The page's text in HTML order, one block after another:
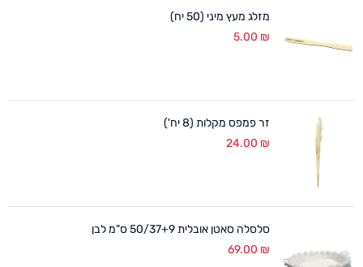
מזלג מעץ מיני (50 יח)
5.00 ₪
זר פמפס מקלות (8 יח')
24.00 ₪
סלסלה סאטן אובלית 50/37+9 ס"מ לבן
69.00 ₪